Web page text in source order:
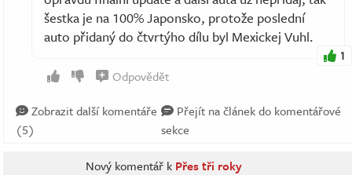
šestka je na 100% Japonsko, protože poslední
auto přidaný do čtvrtýho dílu byl Mexickej Vuhl.
1
Odpovědět
Zobrazit další komentáře
(5)
Přejít na článek do komentářové
sekce
Nový komentář k Přes tři roky